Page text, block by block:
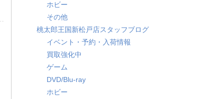
ホビー
その他
桃太郎王国新松戸店スタッフブログ
イベント・予約・入荷情報
買取強化中
ゲーム
DVD/Blu-ray
ホビー